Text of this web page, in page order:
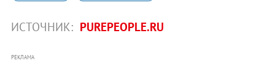
ИСТОЧНИК: PUREPEOPLE.RU
РЕКЛАМА